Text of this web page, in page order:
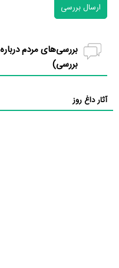
ارسال بررسی
بررسی‌های مردم
بررسی)
آثار داغ روز